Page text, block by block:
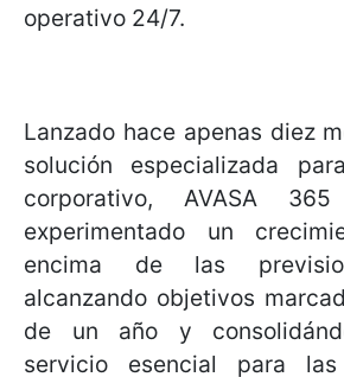
operativo 24/7.
Lanzado hace apenas diez
solución especializada
corporativo, AVASA
experimentado un
encima de las
alcanzando objetivos
de un año y
servicio esencial para